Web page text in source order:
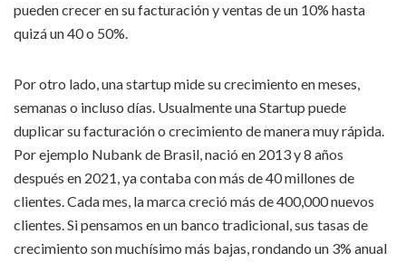
pueden crecer en su facturación y ventas de un 10% hasta
quizá un 40 o 50%.
Por otro lado, una startup mide su crecimiento en meses,
semanas o incluso días. Usualmente una Startup puede
duplicar su facturación o crecimiento de manera muy rápida.
Por ejemplo Nubank de Brasil, nació en 2013 y 8 años
después en 2021, ya contaba con más de 40 millones de
clientes. Cada mes, la marca creció más de 400,000 nuevos
clientes. Si pensamos en un banco tradicional, sus tasas de
crecimiento son muchísimo más bajas, rondando un 3% anual